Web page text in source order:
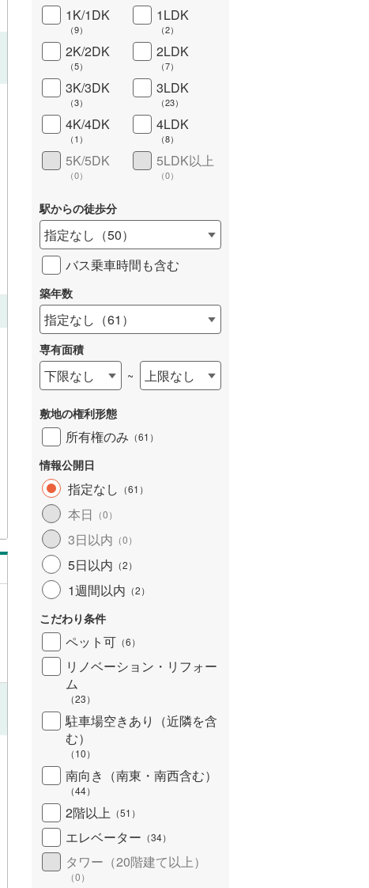
1K/1DK
（9）
1LDK
（2）
2K/2DK
（5）
2LDK
（7）
3K/3DK
（3）
3LDK
（23）
4K/4DK
（1 ）
4LDK
（8）
5K/5DK
（0）
5LDK以上
（0）
駅からの徒歩分
指定なし （50）
バス乗車時間も含む
築年数
指定なし （61 ）
専有面積
下限なし ~ 上限なし
敷地の権利形態
所有権のみ （61 ）
情報公開日
指定なし （61 ）
本日 （0）
3日以内 （0）
5日以内 （2）
1週間以内 （2）
こだわり条件
ペット可 （6）
リノベーション・リフォー
ム
（23）
駐車場空きあり（近隣を含
む）
（10）
南向き（南東・南西含む）
（44）
2階以上 （51 ）
エレベーター （34）
タワー（20階建て以上）
（0）
詳しく見る